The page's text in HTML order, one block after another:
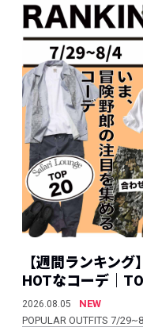
【週間ランキング
HOTなコーデ｜
2026.08.05
NEW
POPULAR OUTFITS 7/